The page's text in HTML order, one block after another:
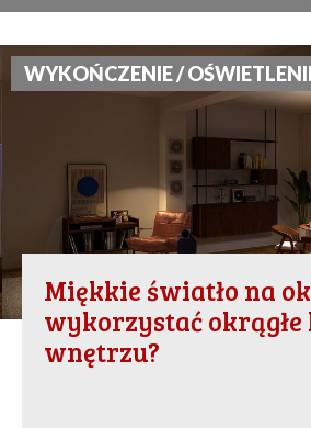
WYKOŃCZENIE /
Miękkie światło na
wykorzystać
wnętrzu?